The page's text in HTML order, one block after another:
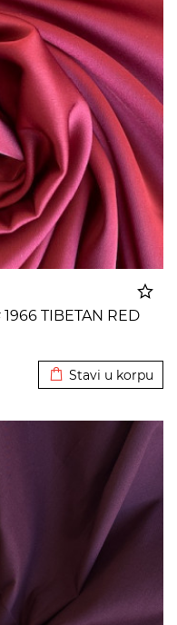
TIBETAN RED
Stavi u korpu